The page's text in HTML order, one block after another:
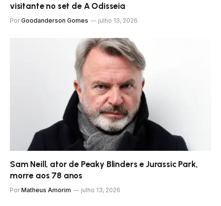
visitante no set de A Odisseia
Por Goodanderson Gomes julho 13, 2026
Sam Neill, ator de Peaky Blinders e Jurassic Park,
morre aos 78 anos
Por Matheus Amorim julho 13, 2026